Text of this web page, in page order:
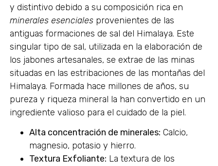
y distintivo debido a su composición rica en
minerales esenciales provenientes de las
antiguas formaciones de sal del Himalaya. Este
singular tipo de sal, utilizada en la elaboración de
los jabones artesanales, se extrae de las minas
situadas en las estribaciones de las montañas del
Himalaya. Formada hace millones de años, su
pureza y riqueza mineral la han convertido en un
ingrediente valioso para el cuidado de la piel.
Alta concentración de minerales: Calcio,
magnesio, potasio y hierro.
Textura Exfoliante: La textura de los